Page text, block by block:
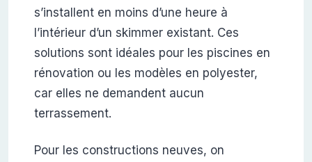
s’installent en moins d’une heure à
l’intérieur d’un skimmer existant. Ces
solutions sont idéales pour les piscines en
rénovation ou les modèles en polyester,
car elles ne demandent aucun
terrassement.
Pour les constructions neuves, on